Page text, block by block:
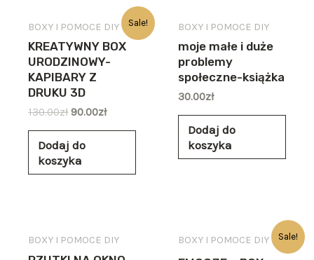
Sale!
BOXY I POMOCE DIY
KREATYWNY BOX
URODZINOWY-
KAPIBARY Z
DRUKU 3D
130.00zł 90.00zł
Dodaj do
koszyka
BOXY I POMOCE DIY
moje małe i duże
problemy
społeczne-książka
30.00zł
Dodaj do
koszyka
BOXY I POMOCE DIY Sale!
BOXY I POMOCE DIY